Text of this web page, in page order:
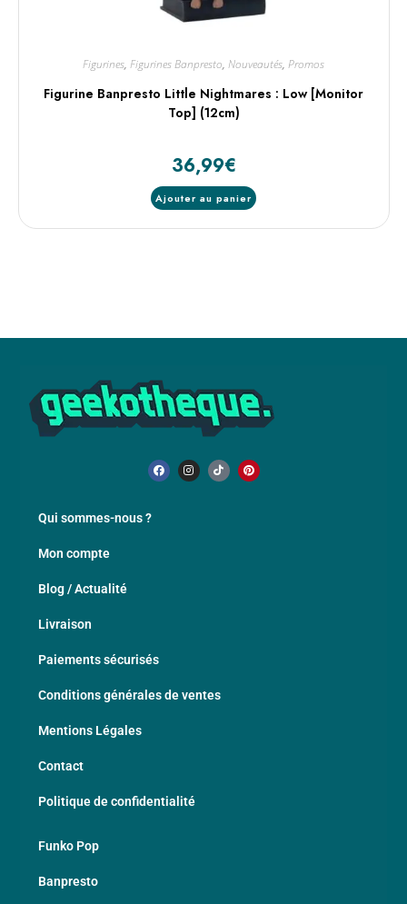
Figurines, Figurines Banpresto, Nouveautés, Promos
Figurine Banpresto Little Nightmares : Low [Monitor
Top] (12cm)
36,99€
Ajouter au panier
Qui sommes-nous ?
Mon compte
Blog / Actualité
Livraison
Paiements sécurisés
Conditions générales de ventes
Mentions Légales
Contact
Politique de confidentialité
Funko Pop
Banpresto